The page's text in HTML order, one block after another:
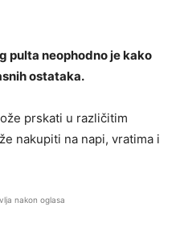
pulta neophodno je kako
ostataka.
prskati u različitim
nakupiti na napi, vratima i
nakon oglasa